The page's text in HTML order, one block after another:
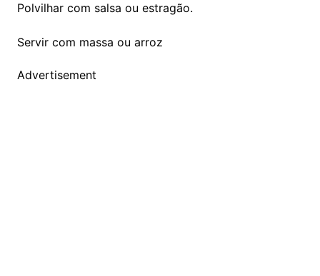
Polvilhar com salsa ou estragão.
Servir com massa ou arroz
Advertisement